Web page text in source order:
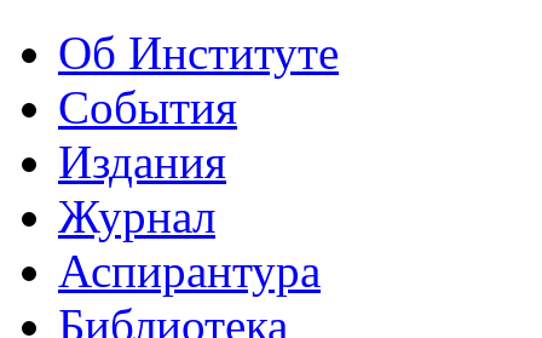
Об Институте
События
Издания
Журнал
Аспирантура
Библиотека